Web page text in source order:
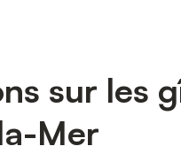
sur les
Mer